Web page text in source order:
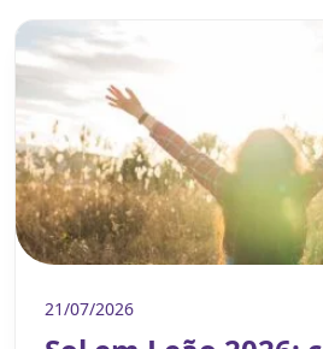
21/07/2026